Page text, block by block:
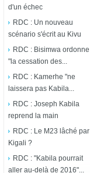
d'un échec
RDC : Un nouveau
scénario s'écrit au Kivu
RDC : Bisimwa ordonne
"la cessation des...
RDC : Kamerhe "ne
laissera pas Kabila...
RDC : Joseph Kabila
reprend la main
RDC : Le M23 lâché par
Kigali ?
RDC : "Kabila pourrait
aller au-delà de 2016"...